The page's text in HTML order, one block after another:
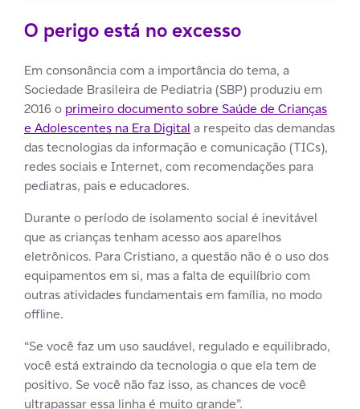
O perigo está no excesso
Em consonância com a importância do tema, a
Sociedade Brasileira de Pediatria (SBP) produziu em
2016 o primeiro documento sobre Saúde de Crianças
e Adolescentes na Era Digital a respeito das demandas
das tecnologias da informação e comunicação (TICs),
redes sociais e Internet, com recomendações para
pediatras, pais e educadores.
Durante o período de isolamento social é inevitável
que as crianças tenham acesso aos aparelhos
eletrônicos. Para Cristiano, a questão não é o uso dos
equipamentos em si, mas a falta de equilíbrio com
outras atividades fundamentais em família, no modo
offline.
“Se você faz um uso saudável, regulado e equilibrado,
você está extraindo da tecnologia o que ela tem de
positivo. Se você não faz isso, as chances de você
ultrapassar essa linha é muito grande”.